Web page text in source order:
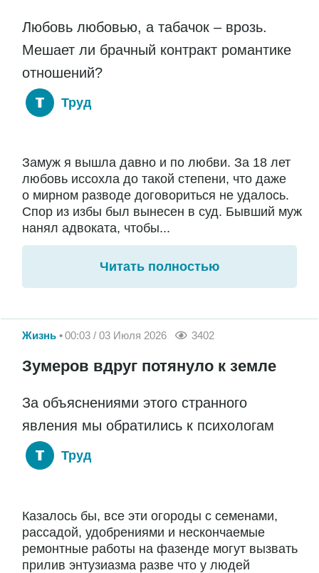
Любовь любовью, а табачок – врозь.
Мешает ли брачный контракт романтике
отношений?
Труд
Замуж я вышла давно и по любви. За 18 лет
любовь иссохла до такой степени, что даже
о мирном разводе договориться не удалось.
Спор из избы был вынесен в суд. Бывший муж
нанял адвоката, чтобы...
Читать полностью
Жизнь 00:03 / 03 Июля 2026 3402
Зумеров вдруг потянуло к земле
За объяснениями этого странного
явления мы обратились к психологам
Труд
Казалось бы, все эти огороды с семенами,
рассадой, удобрениями и нескончаемые
ремонтные работы на фазенде могут вызвать
прилив энтузиазма разве что у людей